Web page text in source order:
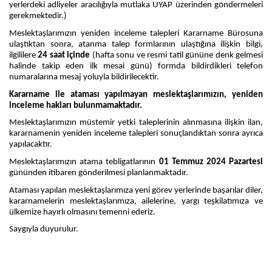
yerlerdeki adliyeler aracılığıyla mutlaka UYAP üzerinden göndermeleri
gerekmektedir.)
Meslektaşlarımızın yeniden inceleme talepleri Kararname Bürosuna
ulaştıktan sonra, atanma talep formlarının ulaştığına ilişkin bilgi,
ilgililere24 saat içinde (hafta sonu ve resmi tatil gününe denk gelmesi
halinde takip eden ilk mesai günü)
formda bildirdikleri telefon
numaralarına mesaj yoluyla bildirilecektir.
Kararname ile ataması yapılmayan meslektaşlarımızın, yeniden
inceleme hakları bulunmamaktadır.
Meslektaşlarımızın müstemir yetki taleplerinin alınmasına ilişkin ilan,
kararnamenin yeniden inceleme talepleri sonuçlandıktan sonra ayrıca
yapılacaktır.
Meslektaşlarımızın atama tebligatlarının 01
Temmuz 2024 Pazartesi
gününden itibaren gönderilmesi planlanmaktadır.
Ataması yapılan meslektaşlarımıza yeni görev yerlerinde başarılar diler,
kararnamelerin meslektaşlarımıza, ailelerine, yargı teşkilatımıza ve
ülkemize hayırlı olmasını temenni ederiz.
Saygıyla duyurulur.